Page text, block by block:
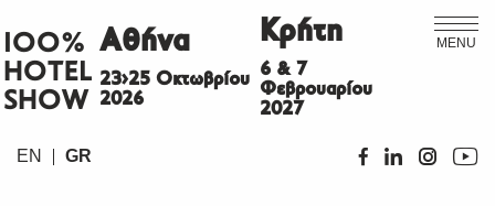
MENU
ΙΟΟ%
HOTEL
SHOW
Αθήνα
23>25 Οκτωβρίου
2026
Κρήτη
6 & 7
Φεβρουαρίου
2027
EN GR